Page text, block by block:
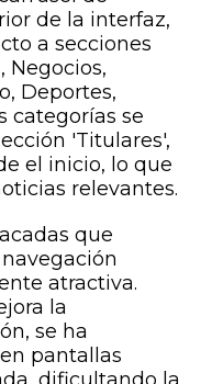
de la interfaz,
a secciones
Negocios,
Deportes,
categorías se
'Titulares',
el inicio, lo que
relevantes.
que
atractiva.
la
se ha
pantallas